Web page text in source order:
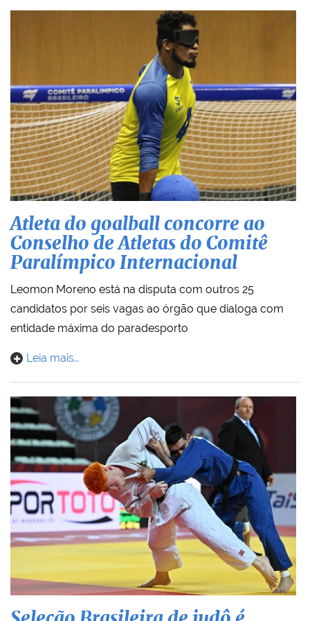
Atleta do goalball concorre ao
Conselho de Atletas do Comitê
Paralímpico Internacional
Leomon Moreno está na disputa com outros 25
candidatos por seis vagas ao órgão que dialoga com
entidade máxima do paradesporto
Leia mais…